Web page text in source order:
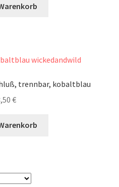
trennbar, kobaltblau
€